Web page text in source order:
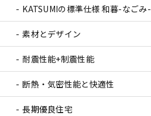
KATSUMIの標準仕様 和暮-なごみ-
素材とデザイン
耐震性能+制震性能
断熱・気密性能と快適性
長期優良住宅